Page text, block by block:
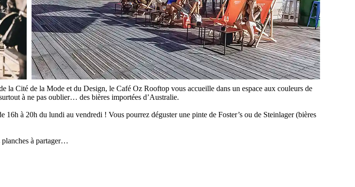
la Cité de la Mode et du Design, le Café Oz Rooftop vous accueille dans un espace aux couleurs de
à ne pas oublier… des bières importées d’Australie.
à 20h du lundi au vendredi ! Vous pourrez déguster une pinte de Foster’s ou de Steinlager (bières
planches à partager…